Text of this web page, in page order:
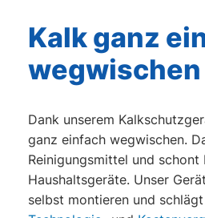
Kalk ganz
wegwischen
Dank unserem
ganz einfach wegwischen.
Reinigungsmittel und schont
Haushaltsgeräte. Unser
selbst montieren und